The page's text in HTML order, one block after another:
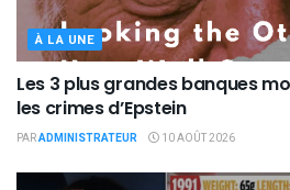
À LA UNE
Les 3 plus grandes banques
les crimes d’Epstein
PARADMINISTRATEUR 10 AOÛT 2026